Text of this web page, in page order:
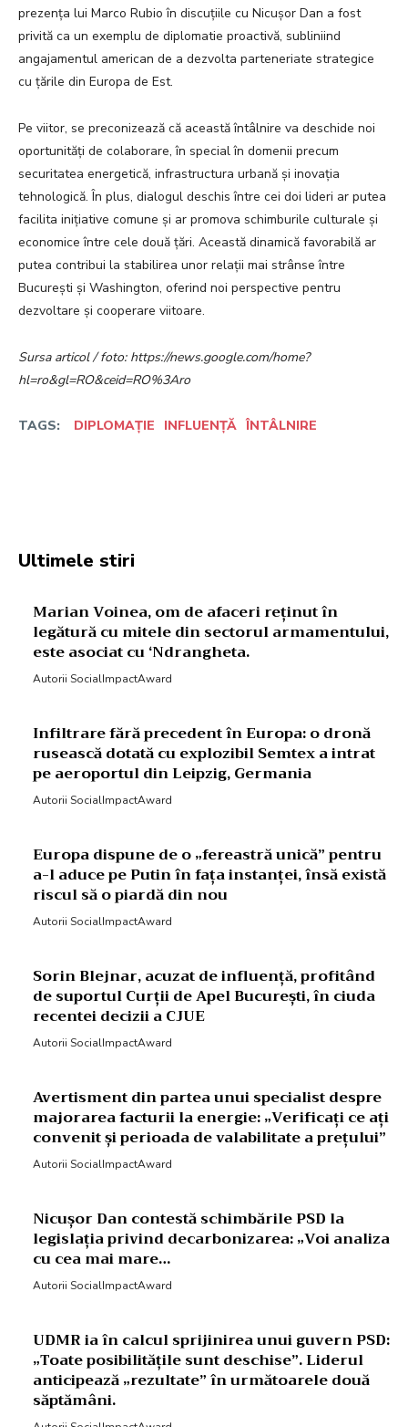
prezența lui Marco Rubio în discuțiile cu Nicușor Dan a fost
privită ca un exemplu de diplomatie proactivă, subliniind
angajamentul american de a dezvolta parteneriate strategice
cu țările din Europa de Est.
Pe viitor, se preconizează că această întâlnire va deschide noi
oportunități de colaborare, în special în domenii precum
securitatea energetică, infrastructura urbană și inovația
tehnologică. În plus, dialogul deschis între cei doi lideri ar putea
facilita inițiative comune și ar promova schimburile culturale și
economice între cele două țări. Această dinamică favorabilă ar
putea contribui la stabilirea unor relații mai strânse între
București și Washington, oferind noi perspective pentru
dezvoltare și cooperare viitoare.
Sursa articol / foto: https://news.google.com/home?
hl=ro&gl=RO&ceid=RO%3Aro
TAGS: DIPLOMAȚIE INFLUENȚĂ ÎNTÂLNIRE
Ultimele stiri
Marian Voinea, om de afaceri reținut în
legătură cu mitele din sectorul armamentului,
este asociat cu ‘Ndrangheta.
Autorii SocialImpactAward
Infiltrare fără precedent în Europa: o dronă
rusească dotată cu explozibil Semtex a intrat
pe aeroportul din Leipzig, Germania
Autorii SocialImpactAward
Europa dispune de o „fereastră unică” pentru
a-l aduce pe Putin în fața instanței, însă există
riscul să o piardă din nou
Autorii SocialImpactAward
Sorin Blejnar, acuzat de influență, profitând
de suportul Curții de Apel București, în ciuda
recentei decizii a CJUE
Autorii SocialImpactAward
Avertisment din partea unui specialist despre
majorarea facturii la energie: „Verificați ce ați
convenit și perioada de valabilitate a prețului”
Autorii SocialImpactAward
Nicușor Dan contestă schimbările PSD la
legislația privind decarbonizarea: „Voi analiza
cu cea mai mare…
Autorii SocialImpactAward
UDMR ia în calcul sprijinirea unui guvern PSD:
„Toate posibilitățile sunt deschise”. Liderul
anticipează „rezultate” în următoarele două
săptămâni.